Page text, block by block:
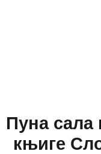
Пуна сала
књиге